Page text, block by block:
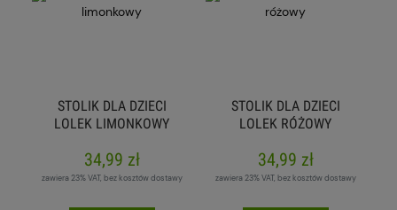
STOLIK DLA DZIECI
LOLEK LIMONKOWY
34,99 zł
zawiera 23% VAT, bez kosztów dostawy
STOLIK DLA DZIECI
LOLEK RÓŻOWY
34,99 zł
zawiera 23% VAT, bez kosztów dostawy